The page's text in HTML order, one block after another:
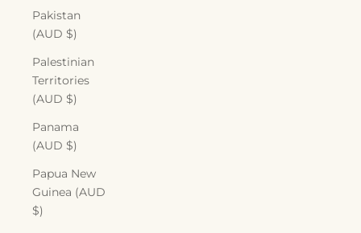
Pakistan
(AUD $)
Palestinian
Territories
(AUD $)
Panama
(AUD $)
Papua New
Guinea (AUD
$)